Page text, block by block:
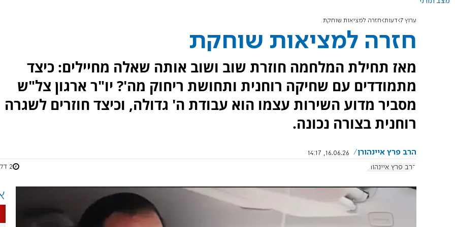
ערוץ 7 דעות חזרה למציאות שוחקת
חזרה למציאות שוחקת
מאז תחילת המלחמה חוזרת שוב ושוב אותה שאלה מחיילים: כיצד
מתמודדים עם שחיקה רוחנית ותחושת ריחוק מה'? יו"ר ארגון צל"ש
מסביר מדוע השירות עצמו הוא עבודת ה' גדולה, וכיצד חוזרים לשגרה
רוחנית בצורה נכונה.
הרב פרץ איינהורן
16.06.26, 14:17
הרב פרץ איינהורן
2 דקות